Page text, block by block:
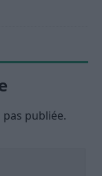
publiée.